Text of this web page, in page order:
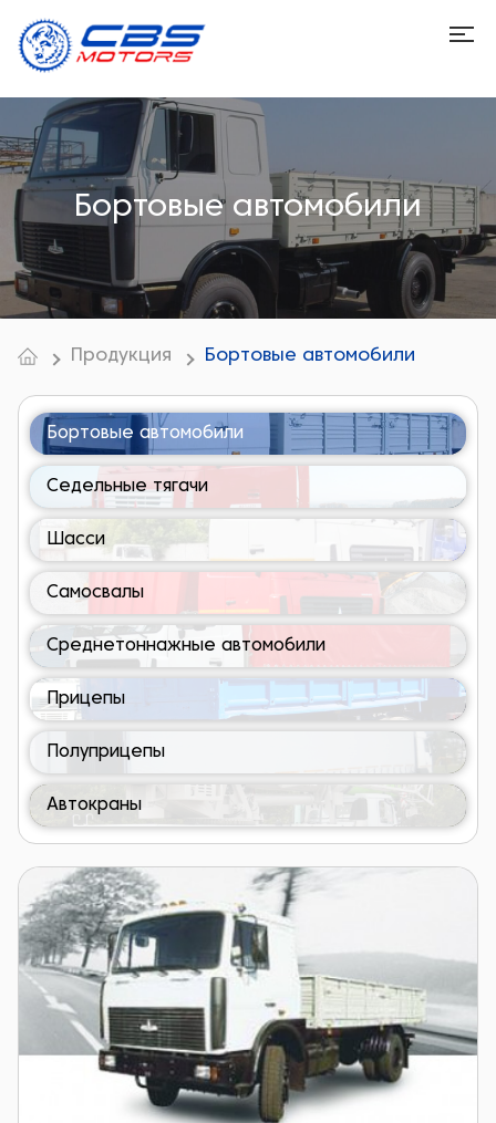
Бортовые автомобили
Продукция Бортовые автомобили
Бортовые автомобили
Седельные тягачи
Шасси
Самосвалы
Среднетоннажные автомобили
Прицепы
Полуприцепы
Автокраны